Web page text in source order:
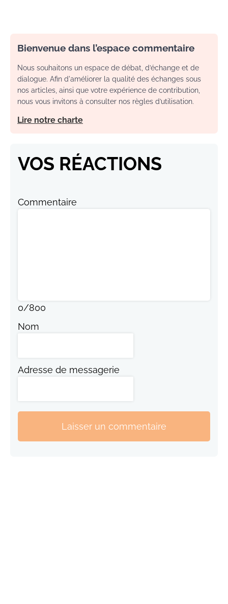
Bienvenue dans l’espace commentaire
Nous souhaitons un espace de débat, d’échange et de
dialogue. Afin d'améliorer la qualité des échanges sous
nos articles, ainsi que votre expérience de contribution,
nous vous invitons à consulter nos règles d’utilisation.
Lire notre charte
VOS RÉACTIONS
Commentaire
0/800
Nom
Adresse de messagerie
Laisser un commentaire